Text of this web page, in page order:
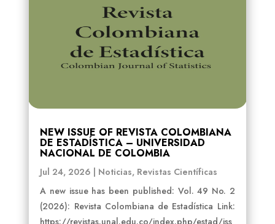
NEW ISSUE OF REVISTA COLOMBIANA
DE ESTADÍSTICA – UNIVERSIDAD
NACIONAL DE COLOMBIA
Jul 24, 2026 | Noticias, Revistas Científicas
A new issue has been published: Vol. 49 No. 2
(2026): Revista Colombiana de Estadística Link:
https://revistas.unal.edu.co/index.php/estad/iss